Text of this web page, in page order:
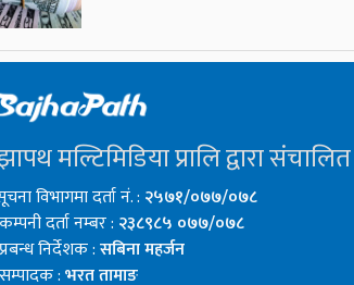
मल्टिमिडिया प्रालि द्वारा संचालित
विभागमा दर्ता नं. : २५७१/०७७/०७८
कम्पनी दर्ता नम्बर : २३८९८५ ०७७/०७८
प्रबन्ध निर्देशक :सबिना महर्जन
सम्पादक :भरत तामाङ